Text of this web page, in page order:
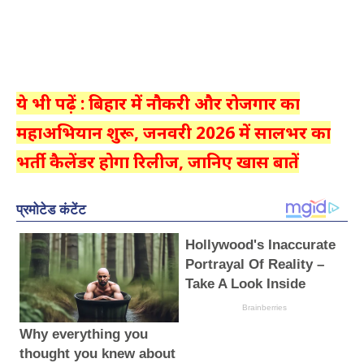
ये भी पढ़ें : बिहार में नौकरी और रोजगार का
महाअभियान शुरू, जनवरी 2026 में सालभर का
भर्ती कैलेंडर होगा रिलीज, जानिए खास बातें